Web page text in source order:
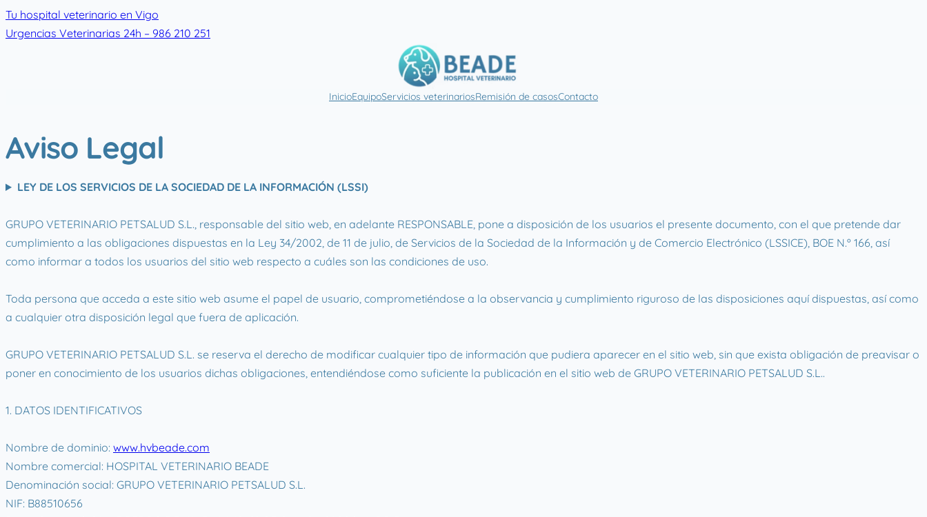
Skip
to
Tu hospital veterinario en Vigo
Urgencias Veterinarias 24h – 986 210 251
InicioEquipoServicios veterinariosRemisión de casosContacto
Aviso Legal
LEY DE LOS SERVICIOS DE LA SOCIEDAD DE LA INFORMACIÓN (LSSI)
GRUPO VETERINARIO PETSALUD S.L., responsable del sitio web, en adelante RESPONSABLE, pone a disposición de los usuarios el presente documento, con el que pretende dar
cumplimiento a las obligaciones dispuestas en la Ley 34/2002, de 11 de julio, de Servicios de la Sociedad de la Información y de Comercio Electrónico (LSSICE), BOE N.º 166, así
como informar a todos los usuarios del sitio web respecto a cuáles son las condiciones de uso.
Toda persona que acceda a este sitio web asume el papel de usuario, comprometiéndose a la observancia y cumplimiento riguroso de las disposiciones aquí dispuestas, así como
a cualquier otra disposición legal que fuera de aplicación.
GRUPO VETERINARIO PETSALUD S.L. se reserva el derecho de modificar cualquier tipo de información que pudiera aparecer en el sitio web, sin que exista obligación de preavisar o
poner en conocimiento de los usuarios dichas obligaciones, entendiéndose como suficiente la publicación en el sitio web de GRUPO VETERINARIO PETSALUD S.L..
1. DATOS IDENTIFICATIVOS
Nombre de dominio: www.hvbeade.com
Nombre comercial: HOSPITAL VETERINARIO BEADE
Denominación social: GRUPO VETERINARIO PETSALUD S.L.
NIF: B88510656